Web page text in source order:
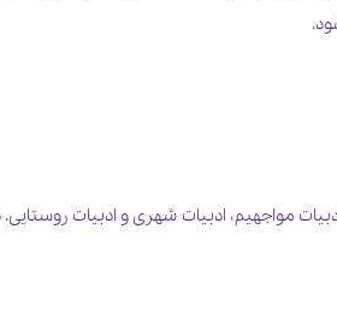
مواجهیم، ادبیات شهری و ادبیات